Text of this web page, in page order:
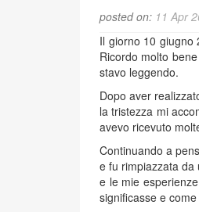
posted on: 11 Apr
Il giorno 10 giugno
Ricordo molto
stavo leggendo.
Dopo aver
la tristezza mi
avevo ricevuto
Continuando a
e fu rimpiazzata da
e le mie
significasse e